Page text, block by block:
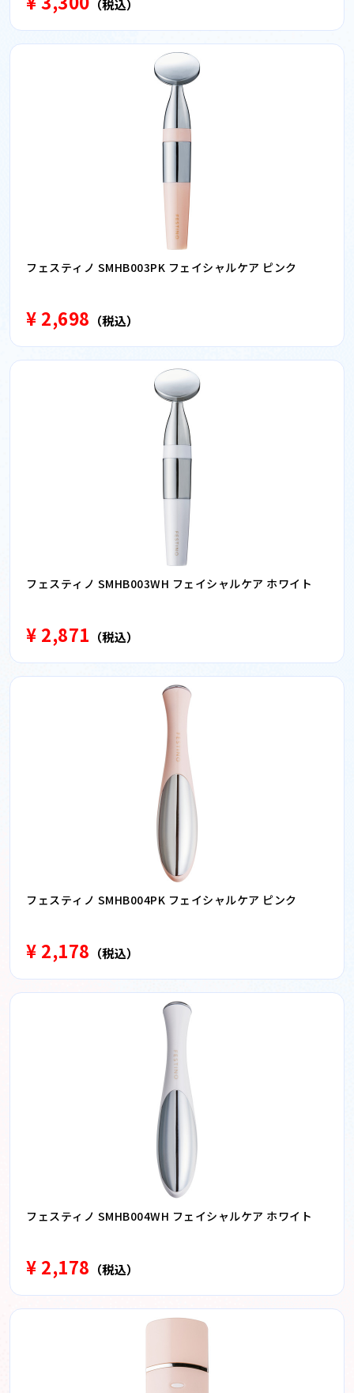
（税込）
フェスティノ SMHB003PK フェイシャルケア ピンク
¥ 2,698 （税込）
フェスティノ SMHB003WH フェイシャルケア ホワイト
¥ 2,871 （税込）
フェスティノ SMHB004PK フェイシャルケア ピンク
¥ 2,178 （税込）
フェスティノ SMHB004WH フェイシャルケア ホワイト
¥ 2,178 （税込）